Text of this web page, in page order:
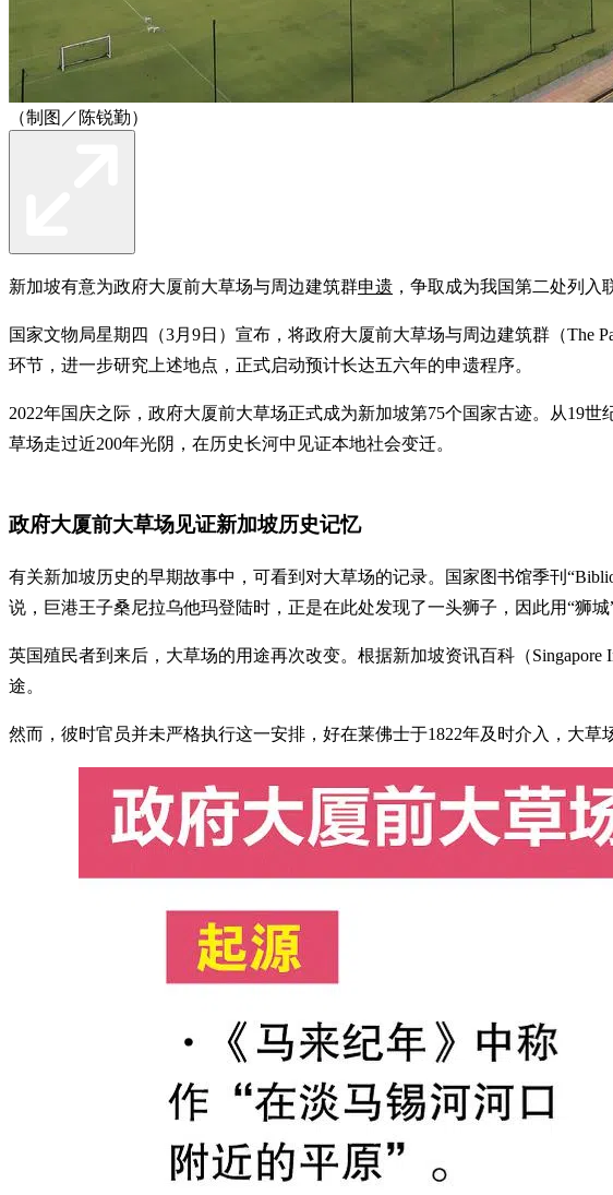
（制图／陈锐勤）
新加坡有意为政府大厦前大草场与周边建筑群申遗 ，争取成为我国第二处列入
国家文物局星期四（3月9日）宣布，将政府大厦前大草场与周边建筑群（The
环节，进一步研究上述地点，正式启动预计长达五六年的申遗程序。
2022年国庆之际，政府大厦前大草场正式成为新加坡第75个国家古迹。从19
草场走过近200年光阴，在历史长河中见证本地社会变迁。
政府大厦前大草场见证新加坡历史记忆
有关新加坡历史的早期故事中，可看到对大草场的记录。国家图书馆季刊
说，巨港王子桑尼拉乌他玛登陆时，正是在此处发现了一头狮子，因此用“狮城
英国殖民者到来后，大草场的用途再次改变。根据新加坡资讯百科（
途。
然而，彼时官员并未严格执行这一安排，好在莱佛士于1822年及时介入，大草